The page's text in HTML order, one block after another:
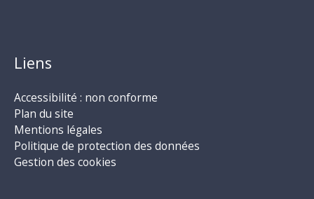
Liens
Accessibilité : non conforme
Plan du site
Mentions légales
Politique de protection des données
Gestion des cookies